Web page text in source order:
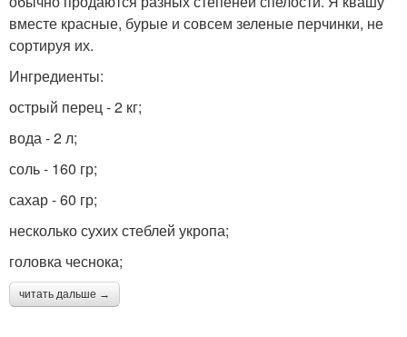
вместе красные, бурые и совсем зеленые перчинки, не
сортируя их.
Ингредиенты:
острый перец - 2 кг;
вода - 2 л;
соль - 160 гр;
сахар - 60 гр;
несколько сухих стеблей укропа;
головка чеснока;
читать дальше →